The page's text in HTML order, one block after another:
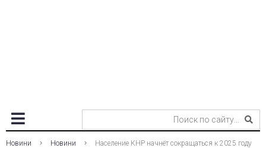
Новини Новини Население КНР начнёт сокращаться к 2025 году